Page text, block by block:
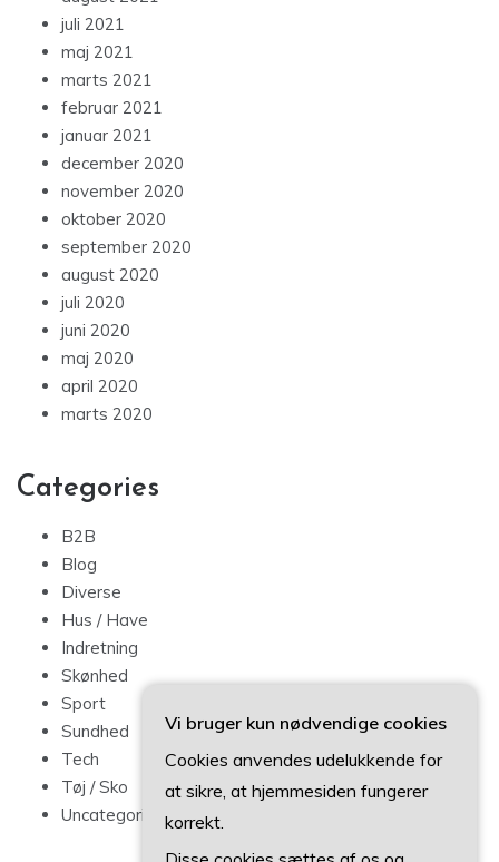
juli 2021
maj 2021
marts 2021
februar 2021
januar 2021
december 2020
november 2020
oktober 2020
september 2020
august 2020
juli 2020
juni 2020
maj 2020
april 2020
marts 2020
Categories
B2B
Blog
Diverse
Hus / Have
Indretning
Skønhed
Sport
Sundhed
Tech
Tøj / Sko
Uncategorized
Vi bruger kun nødvendige cookies
Cookies anvendes udelukkende for
at sikre, at hjemmesiden fungerer
korrekt.